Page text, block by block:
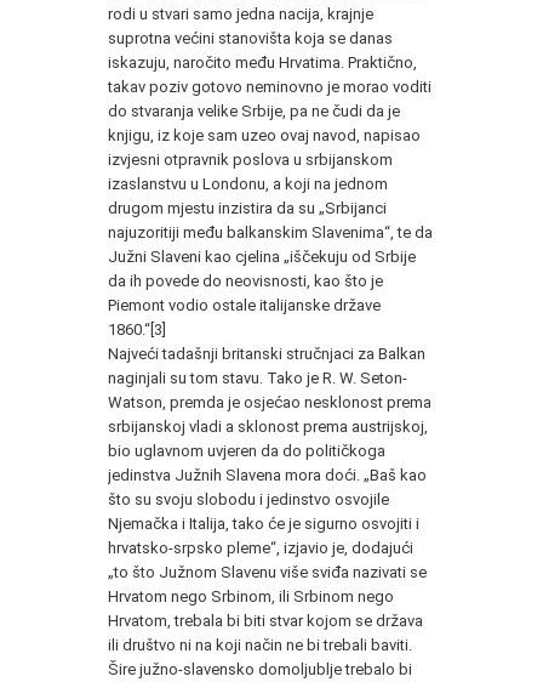
rodi u stvari samo jedna nacija, krajnje
suprotna većini stanoviš­ta koja se danas
iskazuju, naročito među Hrvatima. Praktično,
ta­kav poziv gotovo neminovno je morao voditi
do stvaranja velike Srbije, pa ne čudi da je
knjigu, iz koje sam uzeo ovaj navod, na­pisao
izvjesni otpravnik poslova u srbijanskom
izaslanstvu u Londonu, a koji na jednom
drugom mjestu inzistira da su „Srbi­janci
najuzoritiji među balkanskim Slavenima“, te da
Južni Sla­veni kao cjelina „iščekuju od Srbije
da ih povede do neovisnosti, kao što je
Piemont vodio ostale italijanske države
1860.“[3]
Najveći tadašnji britanski stručnjaci za Balkan
naginjali su tom stavu. Tako je R. W. Seton-
Watson, premda je osjećao nes­klonost prema
srbijanskoj vladi a sklonost prema austrijskoj,
bio uglavnom uvjeren da do političkoga
jedinstva Južnih Slavena mora doći. „Baš kao
što su svoju slobodu i jedinstvo osvojile
Njemačka i Italija, tako će je sigurno osvojiti i
hrvatsko-srpsko pleme“, izjavio je, dodajući
„to što Južnom Slavenu više sviđa nazivati se
Hrvatom nego Srbinom, ili Srbinom nego
Hrvatom, trebala bi biti stvar kojom se država
ili društvo ni na koji način ne bi trebali baviti.
Šire južno-slavensko domoljublje trebalo bi